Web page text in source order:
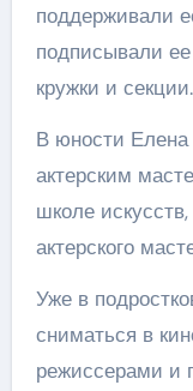
поддерживали
подписывали
кружки и секции.
В юности
актерским
школе
актерского
Уже в
сниматься в
режиссерами и